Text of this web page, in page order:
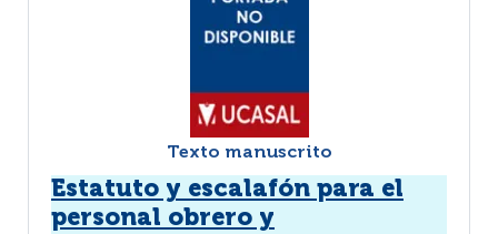
Texto manuscrito
Estatuto y escalafón para el
personal obrero y